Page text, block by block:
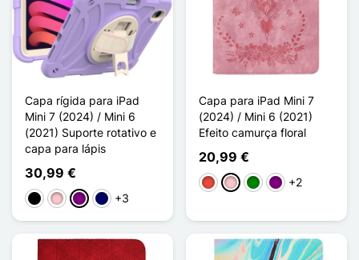
Capa rígida para iPad
Mini 7 (2024) / Mini 6
(2021) Suporte rotativo e
capa para lápis
30,99 €
PretoRosaPúrpuraAzul marinho
+3
Capa para iPad Mini 7
(2024) / Mini 6 (2021)
Efeito camurça floral
20,99 €
Vermelho
RosaVerdePúrpura
+2